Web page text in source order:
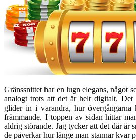
Gränssnittet har en lugn elegans, något
analogt trots att det är helt digitalt. Det
glider in i varandra, hur övergångarna
främmande. I toppen av sidan hittar
aldrig störande. Jag tycker att det där är
de påverkar hur länge man stannar kvar